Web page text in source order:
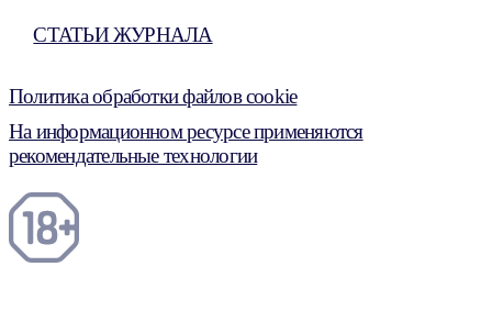
СТАТЬИ ЖУРНАЛА
Политика обработки файлов cookie
На информационном ресурсе применяются
рекомендательные технологии